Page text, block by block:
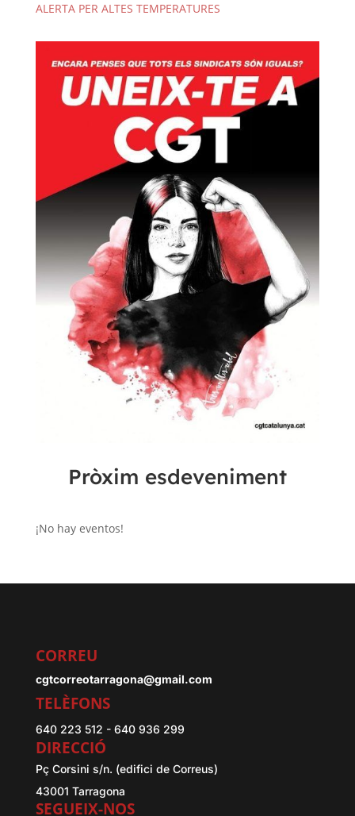
ALERTA PER ALTES TEMPERATURES
Pròxim esdeveniment
¡No hay eventos!
CORREU
cgtcorreotarragona@gmail.com
TELÈFONS
640 223 512 - 640 936 299
DIRECCIÓ
Pç Corsini s/n. (edifici de Correus)
43001 Tarragona
SEGUEIX-NOS